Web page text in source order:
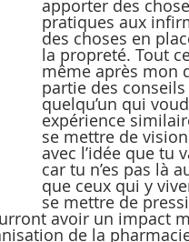
apporter des
pratiques aux
des choses en
la propreté. Tout
même après mon
partie des conseils
quelqu’un qui
expérience
se mettre de
avec l’idée que tu
car tu n’es pas là
que ceux qui y
se mettre de
avoir un impact
de la